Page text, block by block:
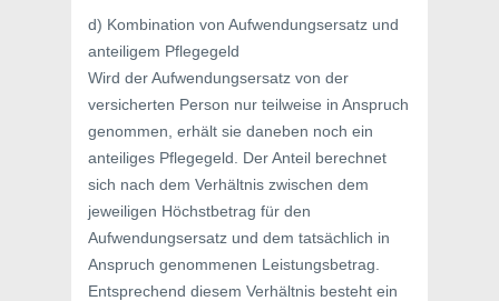
d) Kombination von Aufwendungsersatz und
anteiligem Pflegegeld
Wird der Aufwendungsersatz von der
versicherten Person nur teilweise in Anspruch
genommen, erhält sie daneben noch ein
anteiliges Pflegegeld. Der Anteil berechnet
sich nach dem Verhältnis zwischen dem
jeweiligen Höchstbetrag für den
Aufwendungsersatz und dem tatsächlich in
Anspruch genommenen Leistungsbetrag.
Entsprechend diesem Verhältnis besteht ein